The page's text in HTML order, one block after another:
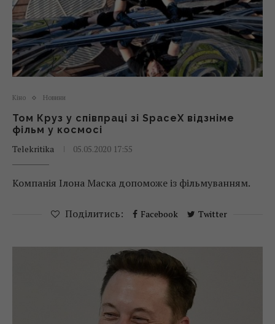
Кіно Новини
Том Круз у співпраці зі SpaceX відзніме
фільм у космосі
Telekritika
05.05.2020 17:55
Компанія Ілона Маска допоможе із фільмуванням.
Поділитись: Facebook Twitter